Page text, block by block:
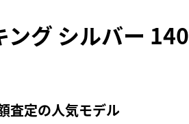
ング シルバー
査定の人気モデル